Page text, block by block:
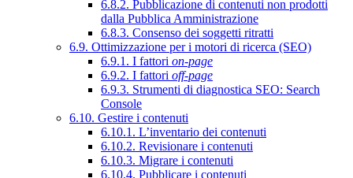
6.8.2. Pubblicazione di contenuti non prodotti
dalla Pubblica Amministrazione
6.8.3. Consenso dei soggetti ritratti
6.9. Ottimizzazione per i motori di ricerca (SEO)
6.9.1. I fattori on-page
6.9.2. I fattori off-page
6.9.3. Strumenti di diagnostica SEO: Search
Console
6.10. Gestire i contenuti
6.10.1. L’inventario dei contenuti
6.10.2. Revisionare i contenuti
6.10.3. Migrare i contenuti
6.10.4. Pubblicare i contenuti